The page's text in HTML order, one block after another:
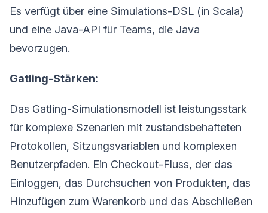
Es verfügt über eine Simulations-DSL (in Scala)
und eine Java-API für Teams, die Java
bevorzugen.
Gatling-Stärken:
Das Gatling-Simulationsmodell ist leistungsstark
für komplexe Szenarien mit zustandsbehafteten
Protokollen, Sitzungsvariablen und komplexen
Benutzerpfaden. Ein Checkout-Fluss, der das
Einloggen, das Durchsuchen von Produkten, das
Hinzufügen zum Warenkorb und das Abschließen